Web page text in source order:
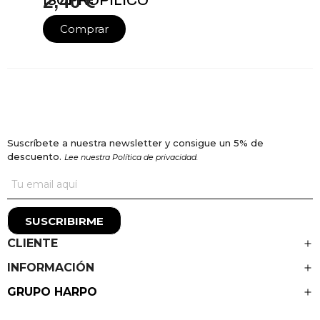
Comprar
Suscríbete a nuestra newsletter y consigue un 5% de
descuento. Lee nuestra Política de privacidad.
SUSCRIBIRME
CLIENTE
INFORMACIÓN
GRUPO HARPO